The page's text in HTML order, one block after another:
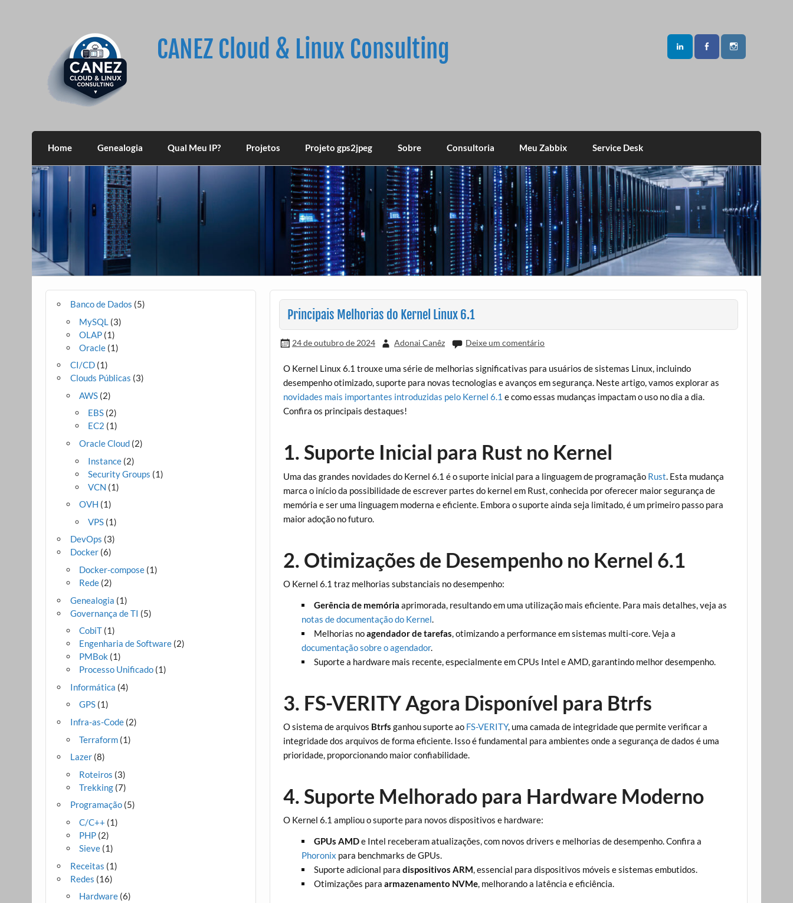
CANEZ Cloud & Linux Consulting
Home Genealogia Qual Meu IP? Projetos Projeto gps2jpeg Sobre Consultoria Meu Zabbix Service Desk
Principais Melhorias do Kernel Linux 6.1
24 de outubro de 2024 Adonai Canêz Deixe um comentário
O Kernel Linux 6.1 trouxe uma série de melhorias significativas para usuários de sistemas Linux, incluindo
desempenho otimizado, suporte para novas tecnologias e avanços em segurança. Neste artigo, vamos explorar as
novidades mais importantes introduzidas pelo Kernel 6.1 e como essas mudanças impactam o uso no dia a dia.
Confira os principais destaques!
1. Suporte Inicial para Rust no Kernel
Uma das grandes novidades do Kernel 6.1 é o suporte inicial para a linguagem de programação Rust. Esta mudança
marca o início da possibilidade de escrever partes do kernel em Rust, conhecida por oferecer maior segurança de
memória e ser uma linguagem moderna e eficiente. Embora o suporte ainda seja limitado, é um primeiro passo para
maior adoção no futuro.
2. Otimizações de Desempenho no Kernel 6.1
O Kernel 6.1 traz melhorias substanciais no desempenho:
Gerência de memória aprimorada, resultando em uma utilização mais eficiente. Para mais detalhes, veja as
notas de documentação do Kernel.
Melhorias noagendador de tarefas, otimizando a performance em sistemas multi-core. Veja a
documentação sobre o agendador.
Suporte a hardware mais recente, especialmente em CPUs Intel e AMD, garantindo melhor desempenho.
3. FS-VERITY Agora Disponível para Btrfs
O sistema de arquivos Btrfs ganhou suporte ao FS-VERITY, uma camada de integridade que permite verificar a
integridade dos arquivos de forma eficiente. Isso é fundamental para ambientes onde a segurança de dados é uma
prioridade, proporcionando maior confiabilidade.
4. Suporte Melhorado para Hardware Moderno
O Kernel 6.1 ampliou o suporte para novos dispositivos e hardware:
GPUs AMDe Intel receberam atualizações, com novos drivers e melhorias de desempenho. Confira a
Phoronix para benchmarks de GPUs.
Suporte adicional para dispositivos ARM, essencial para dispositivos móveis e sistemas embutidos.
Otimizações para armazenamento NVMe, melhorando a latência e eficiência.
Banco de Dados (5)
MySQL(3)
OLAP(1)
Oracle(1)
CI/CD(1)
Clouds Públicas (3)
AWS(2)
EBS(2)
EC2 (1)
Oracle Cloud(2)
Instance(2)
Security Groups (1)
VCN (1)
OVH (1)
VPS(1)
DevOps (3)
Docker(6)
Docker-compose(1)
Rede(2)
Genealogia (1)
Governança de TI (5)
CobiT(1)
Engenharia de Software(2)
PMBok (1)
Processo Unificado(1)
Informática (4)
GPS(1)
Infra-as-Code(2)
Terraform(1)
Lazer(8)
Roteiros (3)
Trekking(7)
Programação(5)
C/C++ (1)
PHP(2)
Sieve(1)
Receitas (1)
Redes (16)
Hardware(6)